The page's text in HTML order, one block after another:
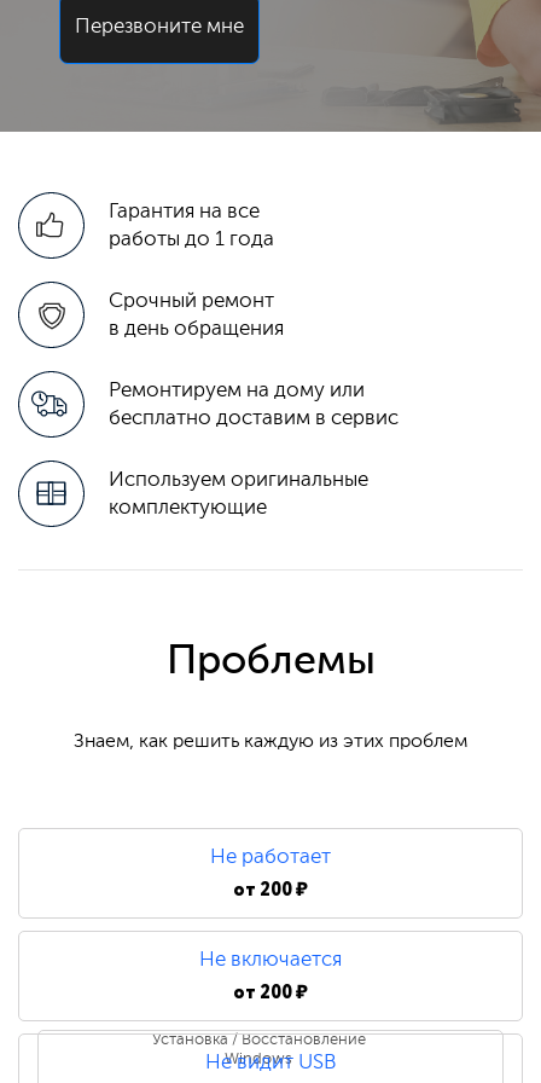
Перезвоните мне
Гарантия на все
работы до 1 года
Срочный ремонт
в день обращения
Ремонтируем на дому или
бесплатно доставим в сервис
Используем оригинальные
комплектующие
Проблемы
Знаем, как решить каждую из этих проблем
Не работает
от 200 ₽
Не включается
от 200 ₽
Установка / Восстановление
Windows
Не видит USB